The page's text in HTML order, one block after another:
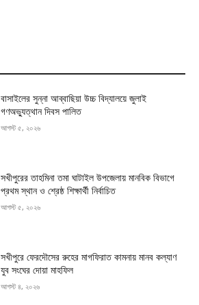
বাসাইলের সুন্না আব্বাছিয়া উচ্চ বিদ্যালয়ে জুলাই
গণঅভ্যুত্থান দিবস পালিত
আগস্ট ৫, ২০২৬
সখীপুরের তাহমিনা তমা ঘাটাইল উপজেলায় মানবিক বিভাগে
প্রথম স্থান ও শ্রেষ্ঠ শিক্ষার্থী নির্বাচিত
আগস্ট ৫, ২০২৬
সখীপুরে ফেরদৌসের রুহের মাগফিরাত কামনায় মানব কল্যাণ
যুব সংঘের দোয়া মাহফিল
আগস্ট ৪, ২০২৬